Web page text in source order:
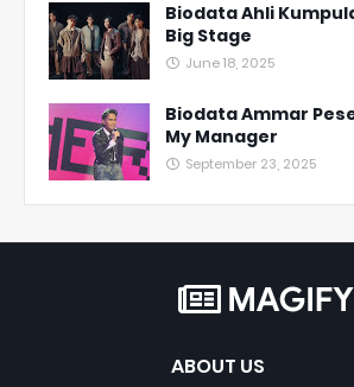
Biodata Ahli
Big Stage
June 18, 2025
Biodata Ammar
My Manager
September 23, 2025
ABOUT US